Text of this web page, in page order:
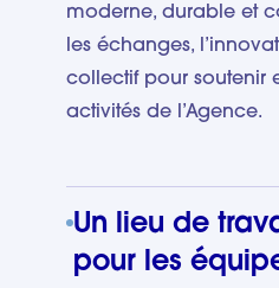
moderne, durable et
les échanges,
collectif pour soutenir
activités de l’Agence.
Un lieu de
pour les